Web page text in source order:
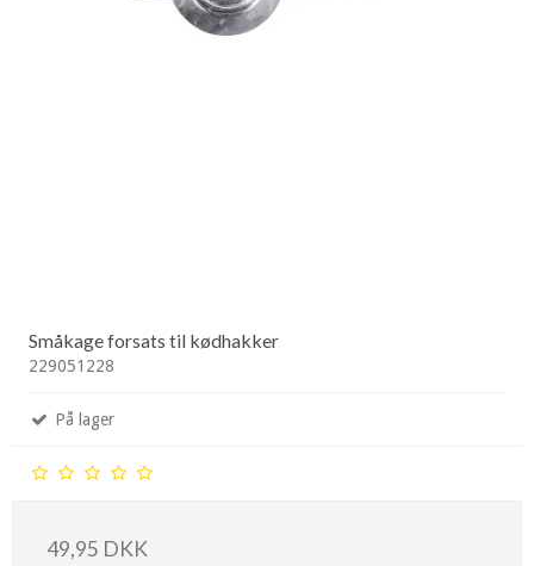
Småkage forsats til kødhakker
229051228
På lager
49,95 DKK